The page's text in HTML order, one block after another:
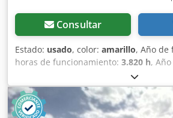
Consultar
Estado: usado, color: amarillo, Año de
horas de funcionamiento: 3.820 h,
2021 Peso en vacío: 16.000 kg
230 x 299 cm Tipo de motor: Deutz
Ubicación: Sagunto (Valencia) Rodillo
usado, de hombre sentado marca